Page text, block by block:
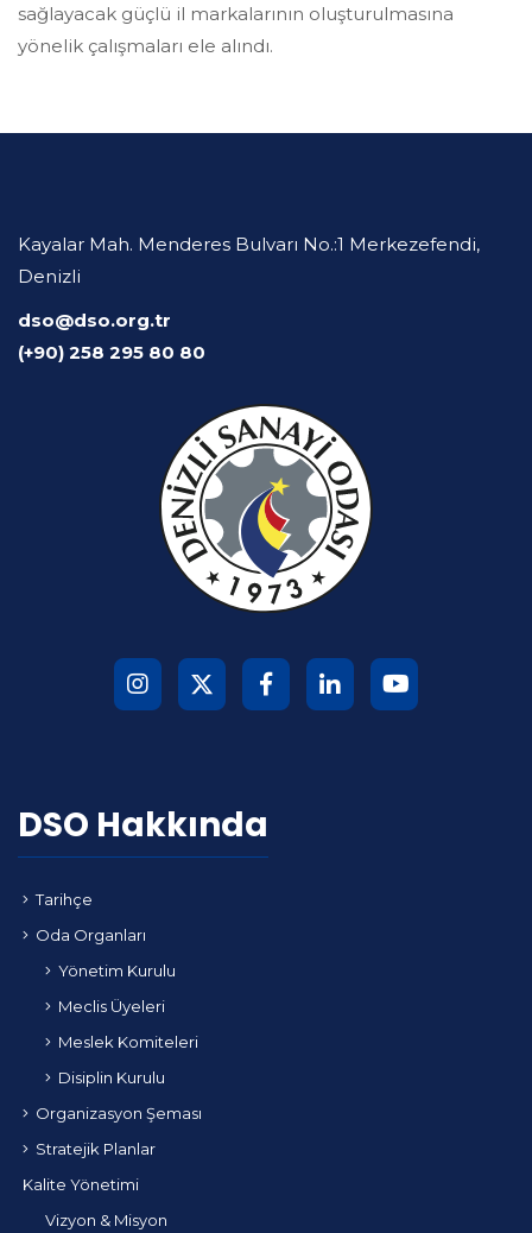
sağlayacak güçlü il markalarının oluşturulmasına
yönelik çalışmaları ele alındı.
Kayalar Mah. Menderes Bulvarı No.:1 Merkezefendi,
Denizli
dso@dso.org.tr
(+90) 258 295 80 80
DSO Hakkında
Tarihçe
Oda Organları
Yönetim Kurulu
Meclis Üyeleri
Meslek Komiteleri
Disiplin Kurulu
Organizasyon Şeması
Stratejik Planlar
Kalite Yönetimi
Vizyon & Misyon